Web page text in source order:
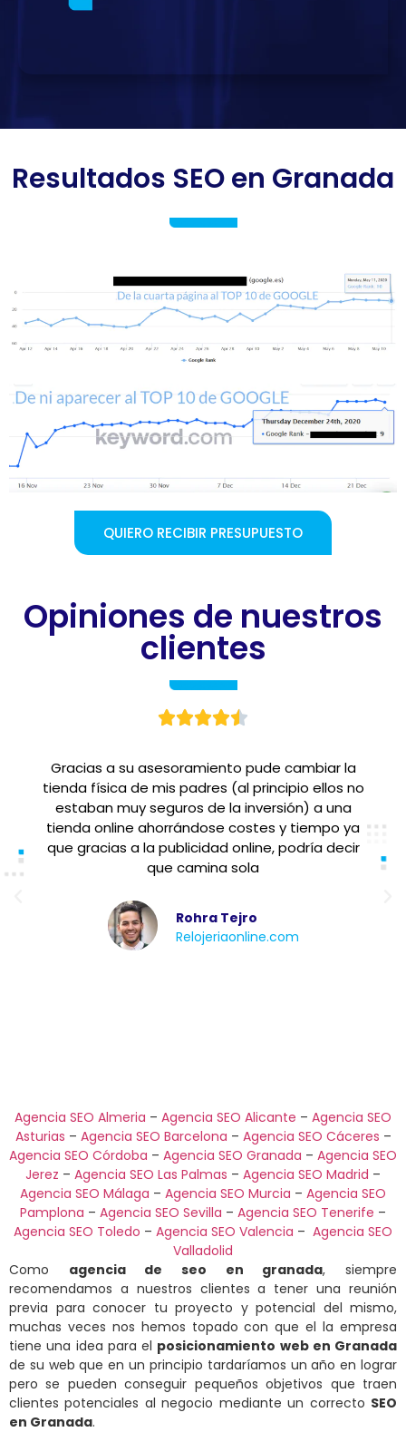
Resultados SEO en Granada
QUIERO RECIBIR PRESUPUESTO
Opiniones de nuestros
clientes

Gracias a su asesoramiento pude cambiar la
tienda física de mis padres (al principio ellos no
estaban muy seguros de la inversión) a una
tienda online ahorrándose costes y tiempo ya
que gracias a la publicidad online, podría decir
que camina sola
Rohra Tejro
Relojeriaonline.com
Agencia SEO Almeria – Agencia SEO Alicante – Agencia SEO
Asturias – Agencia SEO Barcelona – Agencia SEO Cáceres –
Agencia SEO Córdoba – Agencia SEO Granada – Agencia SEO
Jerez – Agencia SEO Las Palmas – Agencia SEO Madrid –
Agencia SEO Málaga – Agencia SEO Murcia – Agencia SEO
Pamplona – Agencia SEO Sevilla – Agencia SEO Tenerife –
Agencia SEO Toledo – Agencia SEO Valencia – Agencia SEO
Valladolid
Como agencia de seo en granada, siempre
recomendamos a nuestros clientes a tener una reunión
previa para conocer tu proyecto y potencial del mismo,
muchas veces nos hemos topado con que el la empresa
tiene una idea para el posicionamiento web en Granada
de su web que en un principio tardaríamos un año en lograr
pero se pueden conseguir pequeños objetivos que traen
clientes potenciales al negocio mediante un correcto SEO
en Granada.